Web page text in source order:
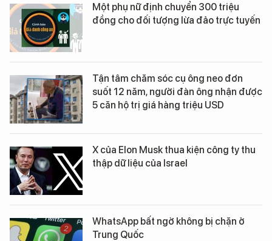
Một phụ nữ định chuyển 300 triệu
đồng cho đối tượng lừa đảo trực tuyến
Tận tâm chăm sóc cụ ông neo đơn
suốt 12 năm, người đàn ông nhận được
5 căn hộ trị giá hàng triệu USD
X của Elon Musk thua kiện công ty thu
thập dữ liệu của Israel
WhatsApp bất ngờ không bị chặn ở
Trung Quốc